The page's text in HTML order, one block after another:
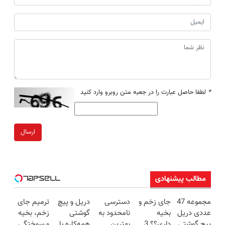
* لطفا حاصل عبارت را در جعبه متن روبرو وارد کنید
ارسال
مطالب پیشنهادی
مجموعه 47
عددی دریل
جای زخم و
بخیه
دسترسی
نامحدود به
دریل و پیچ
گوشتی
ترمیم جای
زخم، بخیه